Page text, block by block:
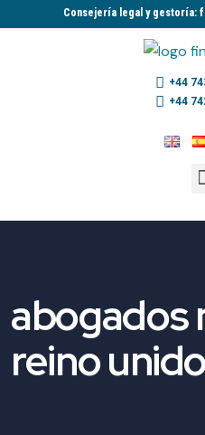
Consejería legal y gestoría:
+44
+44
abogados
reino